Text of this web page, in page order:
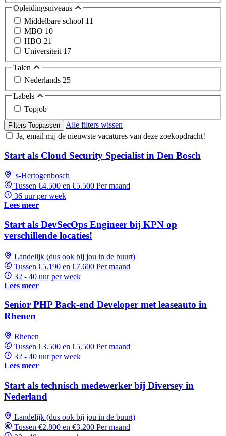
Opleidingsniveaus
Middelbare school 11
MBO 10
HBO 21
Universiteit 17
Talen
Nederlands 25
Labels
Topjob
Filters Toepassen
Alle filters wissen
Ja, email mij de nieuwste vacatures van deze zoekopdracht!
Start als Cloud Security Specialist in Den Bosch
's-Hertogenbosch
Tussen €4.500 en €5.500 Per maand
36 uur per week
Lees meer
Start als DevSecOps Engineer bij KPN op
verschillende locaties!
Landelijk (dus ook bij jou in de buurt)
Tussen €5.190 en €7.600 Per maand
32 - 40 uur per week
Lees meer
Senior PHP Back-end Developer met leaseauto in
Rhenen
Rhenen
Tussen €3.500 en €5.500 Per maand
32 - 40 uur per week
Lees meer
Start als technisch medewerker bij Diversey in
Nederland
Landelijk (dus ook bij jou in de buurt)
Tussen €2.800 en €3.200 Per maand